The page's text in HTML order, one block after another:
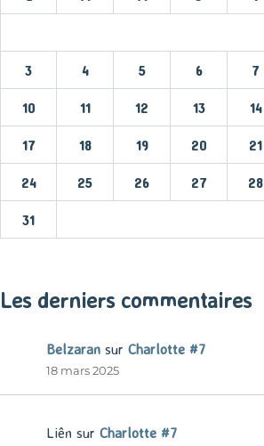
3 4 5 6 7
10 11 12 13 14
17 18 19 20 21
24 25 26 27 28
31
Les derniers commentaires
Belzaran sur Charlotte #7
18 mars 2025
Liên sur Charlotte #7